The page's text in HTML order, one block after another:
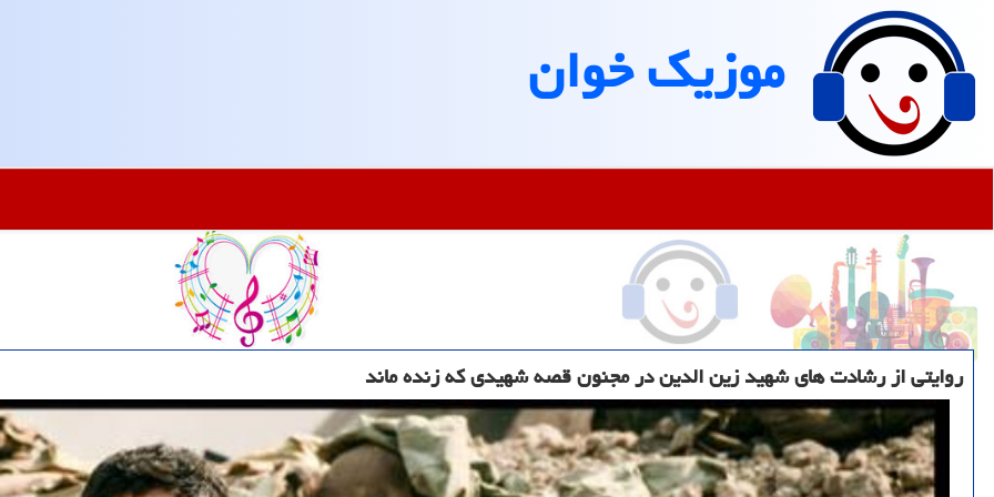
موزیك خوان
روایتی از رشادت های شهید زین الدین در مجنون قصه شهیدی که زنده ماند